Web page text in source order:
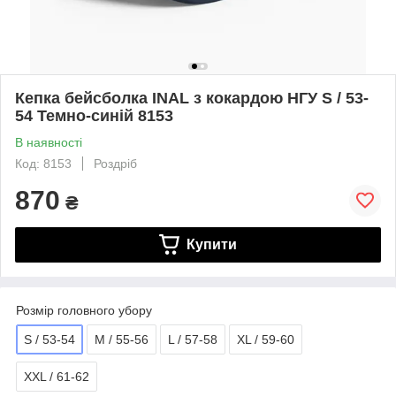
Кепка бейсболка INAL з кокардою НГУ S / 53-
54 Темно-синій 8153
В наявності
Код: 8153
Роздріб
870 ₴
Купити
Розмір головного убору
S / 53-54 M / 55-56 L / 57-58 XL / 59-60
XXL / 61-62